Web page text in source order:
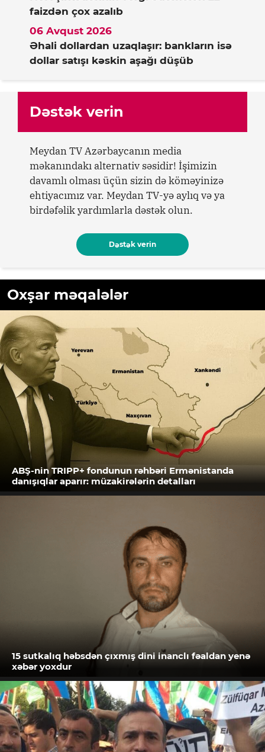
faizdən çox azalıb
Əhali dollardan uzaqlaşır: bankların isə
dollar satışı kəskin aşağı düşüb
06 Avqust 2026
Dəstək verin
Meydan TV Azərbaycanın media
məkanındakı alternativ səsidir! İşimizin
davamlı olması üçün sizin də köməyinizə
ehtiyacımız var. Meydan TV-yə aylıq və ya
birdəfəlik yardımlarla dəstək olun.
Dəstək verin
Oxşar məqalələr
ABŞ-nin TRIPP+ fondunun rəhbəri Ermənistanda
danışıqlar aparır: müzakirələrin detalları
15 sutkalıq həbsdən çıxmış dini inanclı fəaldan yenə
xəbər yoxdur